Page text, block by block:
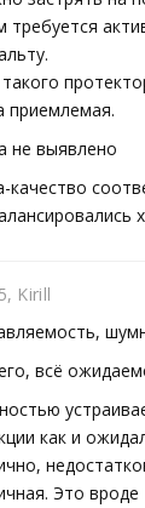
требуется
приемлемая.
не выявлено
качество
5, Kirill
всё
как и
Это